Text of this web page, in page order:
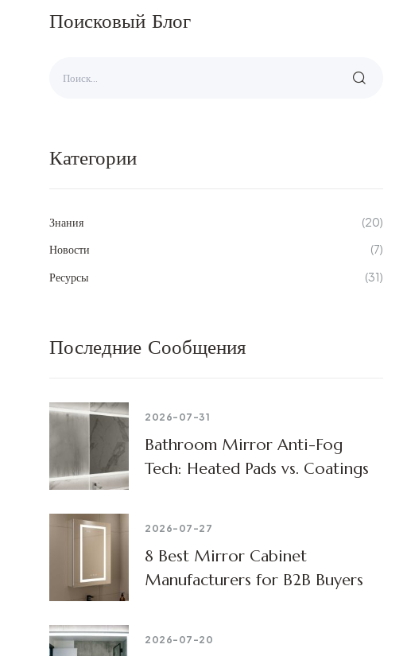
Поисковый Блог
Категории
Знания
(20)
Новости
(7)
Ресурсы
(31)
Последние Сообщения
2026-07-31
Bathroom Mirror Anti-Fog
Tech: Heated Pads vs. Coatings
2026-07-27
8 Best Mirror Cabinet
Manufacturers for B2B Buyers
2026-07-20